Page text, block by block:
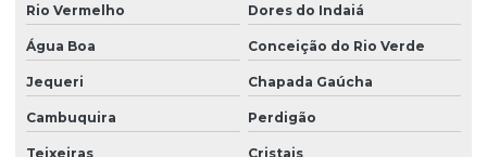
Rio Vermelho Dores do Indaiá
Água Boa Conceição do Rio Verde
Jequeri Chapada Gaúcha
Cambuquira Perdigão
Teixeiras Cristais